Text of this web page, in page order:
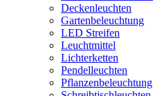
Deckenleuchten
Gartenbeleuchtung
LED Streifen
Leuchtmittel
Lichterketten
Pendelleuchten
Pflanzenbeleuchtung